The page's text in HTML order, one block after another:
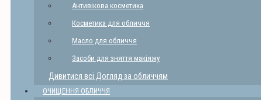
Антивікова косметика
Косметика для обличчя
Масло для обличчя
Засоби для зняття макіяжу
Дивитися всі Догляд за обличчям
ОЧИЩЕННЯ ОБЛИЧЧЯ